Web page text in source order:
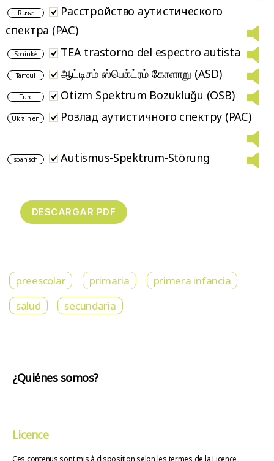
Russe
Расстройство аутистического
спектра (РАС)
Soninké TEA trastorno del espectro autista
Tamoul ஆட்டிசம் ஸ்பெக்ட்ரம் கோளாறு (ASD)
Turc Otizm Spektrum Bozukluğu (OSB)
Ukrainien Розлад аутистичного спектру (РАС)
spanisch Autismus-Spektrum-Störung
preescolar primaria
primera infancia
salud
secundaria
¿Quiénes somos?
Licence
Ces contenus sont mis à disposition selon les termes de la Licence